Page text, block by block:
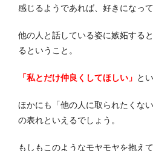
感じるようであれば、好きになっ
他の人と話している姿に嫉妬する
るということ。
「私とだけ仲良くしてほしい」 と
ほかにも「他の人に取られたくな
の表れといえるでしょう。
もしもこのようなモヤモヤを抱え